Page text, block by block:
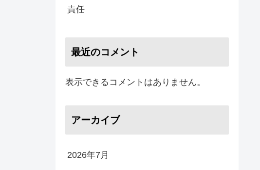
責任
最近のコメント
表示できるコメントはありません。
アーカイブ
2026年7月